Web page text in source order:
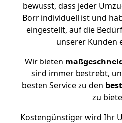
bewusst, dass jeder
Borr individuell ist und
eingestellt, auf die
unserer Kunden
Wir bieten
sind immer bestrebt,
besten Service zu den
zu
Kostengünstiger wird Ihr